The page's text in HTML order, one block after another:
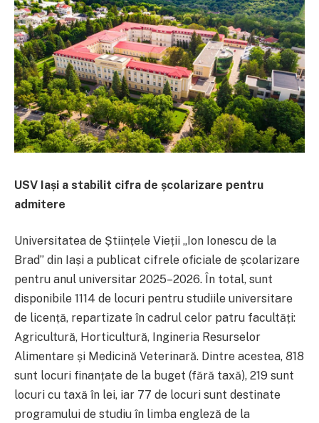
USV Iași a stabilit cifra de școlarizare pentru
admitere
Universitatea de Științele Vieții „Ion Ionescu de la
Brad” din Iași a publicat cifrele oficiale de școlarizare
pentru anul universitar 2025–2026. În total, sunt
disponibile 1114 de locuri pentru studiile universitare
de licență, repartizate în cadrul celor patru facultăți:
Agricultură, Horticultură, Ingineria Resurselor
Alimentare și Medicină Veterinară. Dintre acestea, 818
sunt locuri finanțate de la buget (fără taxă), 219 sunt
locuri cu taxă în lei, iar 77 de locuri sunt destinate
programului de studiu în limba engleză de la